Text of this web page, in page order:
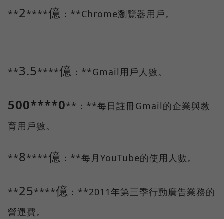
**2****億 ：**Chrome瀏覽器用戶。
**3.5****億 ：**Gmail用戶人數。
500****0**：**每日註冊Gmail的企業與教
育用戶數。
**8****億 ：**每月YouTube的使用人數。
**25****億 ：**2011年第三季行動廣告業務的
營運費。